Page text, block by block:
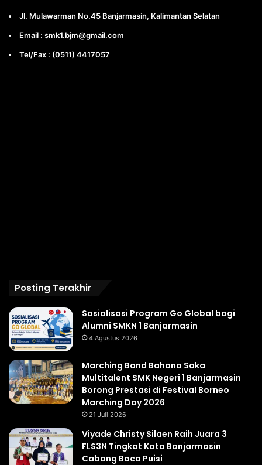
Jl. Mulawarman No.45 Banjarmasin, Kalimantan Selatan
Email : smk1.bjm@gmail.com
Tel/Fax : (0511) 4417057
Posting Terakhir
Sosialisasi Program Go Global bagi
Alumni SMKN 1 Banjarmasin
4 Agustus 2026
Marching Band Bahana Saka
Multitalent SMK Negeri 1 Banjarmasin
Borong Prestasi di Festival Borneo
Marching Day 2026
21 Juli 2026
Viyade Christy Silaen Raih Juara 3
FLS3N Tingkat Kota Banjarmasin
Cabang Baca Puisi